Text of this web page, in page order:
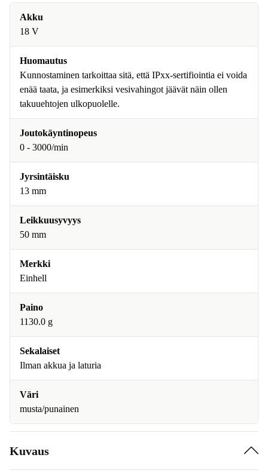
Akku
18 V
Huomautus
Kunnostaminen tarkoittaa sitä, että IPxx-sertifiointia ei voida
enää taata, ja esimerkiksi vesivahingot jäävät näin ollen
takuuehtojen ulkopuolelle.
Joutokäyntinopeus
0 - 3000/min
Jyrsintäisku
13 mm
Leikkuusyvyys
50 mm
Merkki
Einhell
Paino
1130.0 g
Sekalaiset
Ilman akkua ja laturia
Väri
musta/punainen
Kuvaus